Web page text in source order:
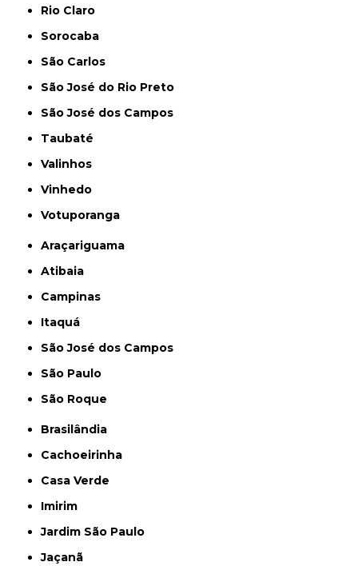
Rio Claro
Sorocaba
São Carlos
São José do Rio Preto
São José dos Campos
Taubaté
Valinhos
Vinhedo
Votuporanga
Araçariguama
Atibaia
Campinas
Itaquá
São José dos Campos
São Paulo
São Roque
Brasilândia
Cachoeirinha
Casa Verde
Imirim
Jardim São Paulo
Jaçanã